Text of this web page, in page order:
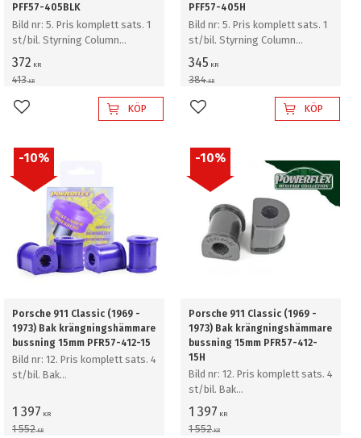
PFF57-405BLK
Bild nr: 5. Pris komplett sats. 1
st/bil. Styrning Column
Bearing Support bussning
372 KR
413KR
Lägg till i favoriterKÖP
PFF57-405H
Bild nr: 5. Pris komplett sats. 1
st/bil. Styrning Column
Bearing Support bussning
345 KR
384KR
Lägg till i favoriterKÖP
Porsche 911 Classic (1969 -
1973) Bak krängningshämmare
bussning 15mm PFR57-412-15
Bild nr: 12. Pris komplett sats. 4
st/bil. Bak
15mm
1 397 KR
1 552KR
10%
Porsche 911 Classic (1969 -
1973) Bak krängningshämmare
bussning 15mm PFR57-412-
15H
Bild nr: 12. Pris komplett sats. 4
st/bil. Bak
krängningshämmare bussning
15mm
1 397 KR
1 552KR
10%